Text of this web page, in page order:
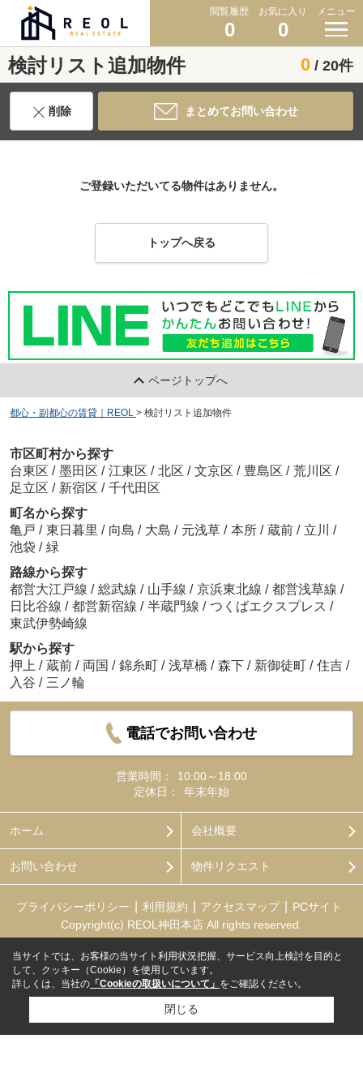
閲覧履歴
0
お気に入り
0
メニュー
検討リスト追加物件 0 / 20件
削除 まとめてお問い合わせ
ご登録いただいてる物件はありません。
トップへ戻る
ページトップへ
都心・副都心の賃貸｜REOL > 検討リスト追加物件
市区町村から探す
台東区 / 墨田区 / 江東区 / 北区 / 文京区 / 豊島区 / 荒川区 /
足立区 / 新宿区 / 千代田区
町名から探す
亀戸 / 東日暮里 / 向島 / 大島 / 元浅草 / 本所 / 蔵前 / 立川 /
池袋 / 緑
路線から探す
都営大江戸線 / 総武線 / 山手線 / 京浜東北線 / 都営浅草線 /
日比谷線 / 都営新宿線 / 半蔵門線 / つくばエクスプレス /
東武伊勢崎線
駅から探す
押上 / 蔵前 / 両国 / 錦糸町 / 浅草橋 / 森下 / 新御徒町 / 住吉 /
入谷 / 三ノ輪
電話でお問い合わせ
営業時間：
10:00～18:00
定休日：
年末年始
ホーム 会社概要
お問い合わせ 物件リクエスト
プライバシーポリシー 利用規約 アクセスマップ
PCサイト
Copyright(c) REOL神田本店 All rights reserved.
当サイトでは、お客様の当サイト利用状況把握、サービス向上検討を目的と
して、クッキー（Cookie）を使用しています。
詳しくは、当社の 「Cookieの取扱いについて」 をご確認ください。
閉じる